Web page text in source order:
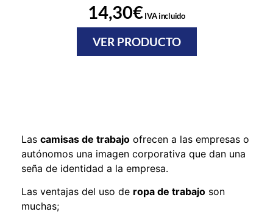
14,30€IVA incluido
VER PRODUCTO
Las camisas de trabajo ofrecen a las empresas o
autónomos una imagen corporativa que dan una
seña de identidad a la empresa.
Las ventajas del uso de ropa de trabajo son
muchas;